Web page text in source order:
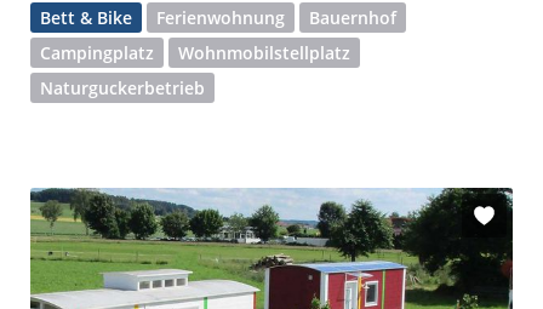
Bett & Bike Ferienwohnung
Bauernhof
Campingplatz
Wohnmobilstellplatz
Naturguckerbetrieb